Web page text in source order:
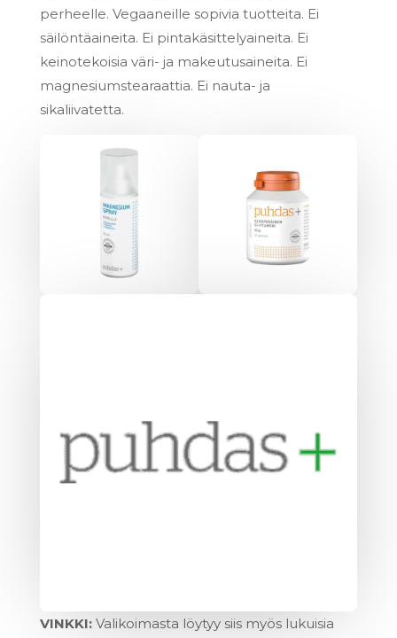
perheelle. Vegaaneille sopivia tuotteita. Ei
säilöntäaineita. Ei pintakäsittelyaineita. Ei
keinotekoisia väri- ja makeutusaineita. Ei
magnesiumstearaattia. Ei nauta- ja
sikaliivatetta.
VINKKI: Valikoimasta löytyy siis myös lukuisia